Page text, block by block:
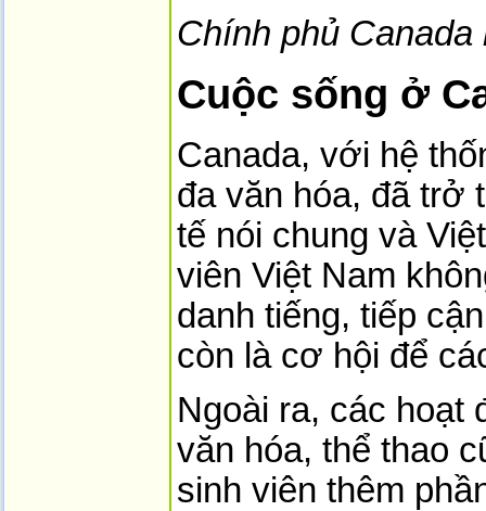
Chính phủ
Cuộc sống ở
Canada, với hệ
đa văn hóa, đã trở
tế nói chung và
viên Việt Nam
danh tiếng, tiếp
còn là cơ hội để
Ngoài ra, các hoạt
văn hóa, thể thao
sinh viên thêm